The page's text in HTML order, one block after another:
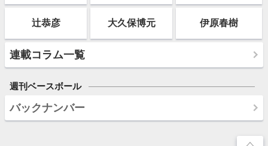
辻恭彦 大久保博元 伊原春樹
連載コラム一覧
週刊ベースボール
バックナンバー